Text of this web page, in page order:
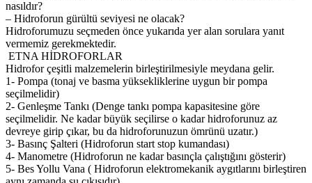
nasıldır?
– Hidroforun gürültü seviyesi ne olacak?
Hidroforumuzu seçmeden önce yukarıda yer alan sorulara yanıt
vermemiz gerekmektedir.
ETNA HİDROFORLAR
Hidrofor çeşitli malzemelerin birleştirilmesiyle meydana gelir.
1- Pompa (tonaj ve basma yüksekliklerine uygun bir pompa
seçilmelidir)
2- Genleşme Tankı (Denge tankı pompa kapasitesine göre
seçilmelidir. Ne kadar büyük seçilirse o kadar hidroforunuz az
devreye girip çıkar, bu da hidroforunuzun ömrünü uzatır.)
3- Basınç Şalteri (Hidroforun start stop kumandası)
4- Manometre (Hidroforun ne kadar basınçla çalıştığını gösterir)
5- Bes Yollu Vana ( Hidroforun elektromekanik aygıtlarını birleştiren